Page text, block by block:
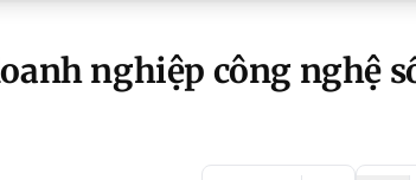
nghiệp công nghệ